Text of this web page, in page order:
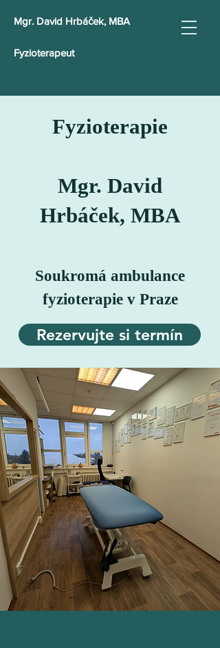
Mgr. David Hrbáček, MBA
Fyzioterapeut
Fyzioterapie
Mgr. David
Hrbáček, MBA
Soukromá ambulance
fyzioterapie v Praze
Rezervujte si termín